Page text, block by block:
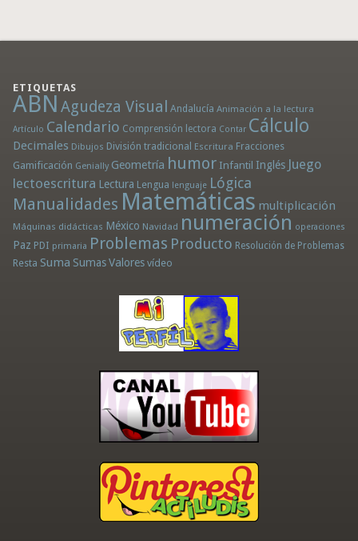
ETIQUETAS
ABN Agudeza Visual Andalucía Animación a la lectura
Artículo Calendario Comprensión lectora Contar Cálculo
Decimales Dibujos División tradicional Escritura Fracciones
Gamificación Genially Geometría humor Infantil Inglés Juego
lectoescritura Lectura Lengua lenguaje Lógica
Manualidades Matemáticas multiplicación
Máquinas didácticas México Navidad numeración operaciones
Paz PDI primaria Problemas Producto Resolución de Problemas
Resta Suma Sumas Valores vídeo